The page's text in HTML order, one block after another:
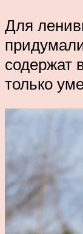
Для
содержат
только